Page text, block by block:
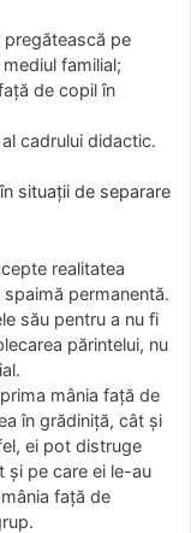
pregătească pe
familial;
de copil în
cadrului didactic.
situații de separare
realitatea
permanentă.
său pentru a nu fi
părintelui, nu
mânia față de
în grădiniță, cât și
ei pot distruge
și pe care ei le-au
față de